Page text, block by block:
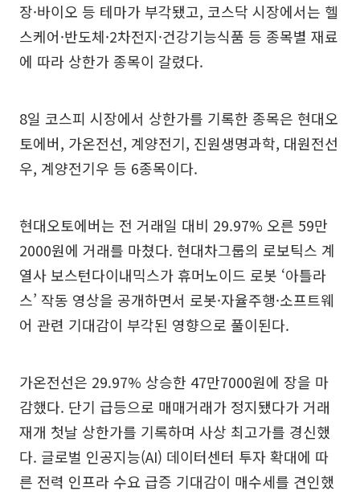
장·바이오 등 테마가 부각됐고, 코스닥 시장에서는 헬
스케어·반도체·2차전지·건강기능식품 등 종목별 재료
에 따라 상한가 종목이 갈렸다.
8일 코스피 시장에서 상한가를 기록한 종목은 현대오
토에버, 가온전선, 계양전기, 진원생명과학, 대원전선
우, 계양전기우 등 6종목이다.
현대오토에버는 전 거래일 대비 29.97% 오른 59만
2000원에 거래를 마쳤다. 현대차그룹의 로보틱스 계
열사 보스턴다이내믹스가 휴머노이드 로봇 ‘아틀라
스’ 작동 영상을 공개하면서 로봇·자율주행·소프트웨
어 관련 기대감이 부각된 영향으로 풀이된다.
가온전선은 29.97% 상승한 47만7000원에 장을 마
감했다. 단기 급등으로 매매거래가 정지됐다가 거래
재개 첫날 상한가를 기록하며 사상 최고가를 경신했
다. 글로벌 인공지능(AI) 데이터센터 투자 확대에 따
른 전력 인프라 수요 급증 기대감이 매수세를 견인했